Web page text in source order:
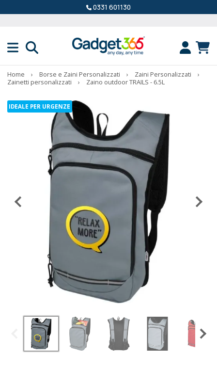
0331 601130
Home › Borse e Zaini Personalizzati › Zaini Personalizzati
›
Zainetti personalizzati
› Zaino outdoor TRAILS - 6.5L
IDEALE PER URGENZE